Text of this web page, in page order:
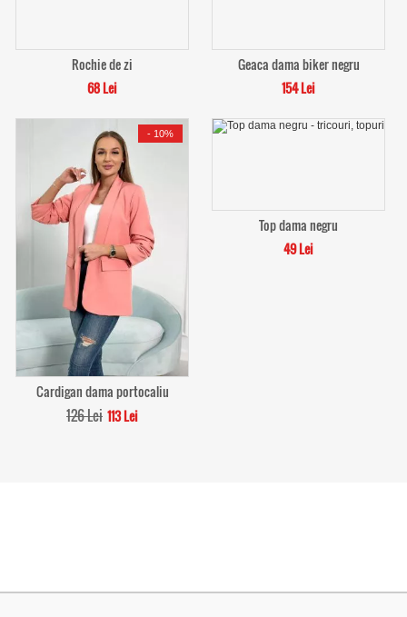
Rochie de zi
68 Lei
Geaca dama biker negru
154 Lei
- 10%
Cardigan dama portocaliu
126 Lei 113 Lei
Top dama negru
49 Lei